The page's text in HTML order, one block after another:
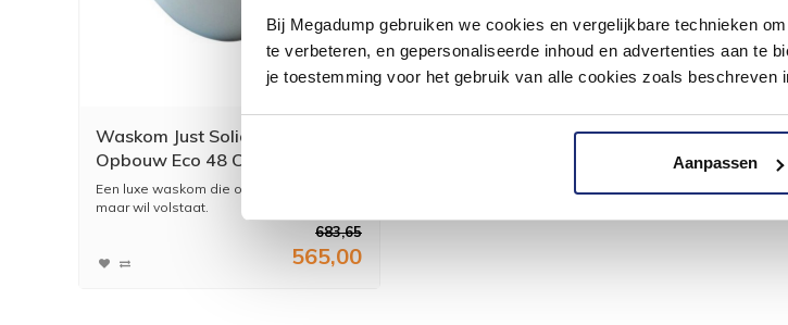
Bij Megadump gebruiken we cookies en vergelijkbare technieken
te verbeteren, en gepersonaliseerde inhoud en advertenties aan te
je toestemming voor het gebruik van alle cookies zoals beschreven
Aanpassen
Waskom Just Solid Surface
Opbouw Eco 48 Cm Glans Wit
Een luxe waskom die op elke plek waar u
maar wil volstaat.
683,65
565,00